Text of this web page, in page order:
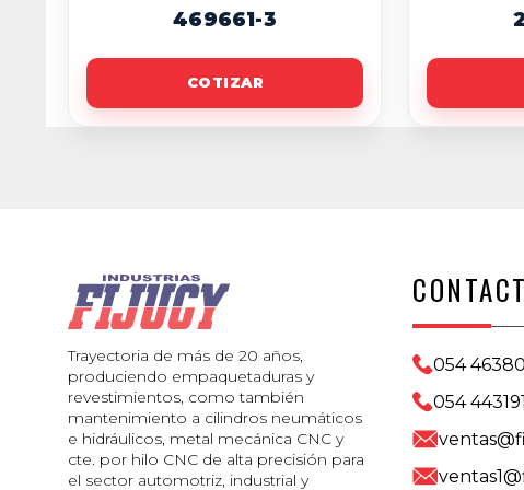
469661-3
COTIZAR
Trayectoria de más de 20 años,
produciendo empaquetaduras y
revestimientos, como también
mantenimiento a cilindros neumáticos
e hidráulicos, metal mecánica CNC y
cte. por hilo CNC de alta precisión para
el sector automotriz, industrial y
054
054 443191